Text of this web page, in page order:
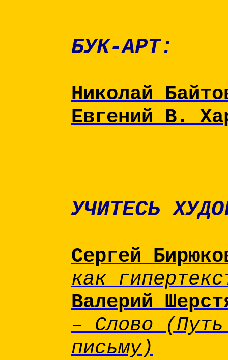
БУК-АРТ:
Николай
Евгений В.
УЧИТЕСЬ
Сергей
как
Валерий
– Слово (Путь
письму)